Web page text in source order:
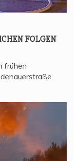
FOLGEN
frühen